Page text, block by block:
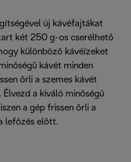
új kávéfajtákat
két 250 g-os cserélhető
különböző kávéízeket
kávét minden
őrli a szemes kávét
a kiváló minőségű
a gép frissen őrli a
lefőzés előtt.